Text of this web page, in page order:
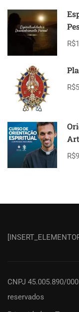
CNPJ 45.005.890/
reservados